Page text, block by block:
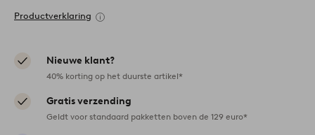
Productverklaring
Nieuwe klant?
40% korting op het duurste artikel*
Gratis verzending
Geldt voor standaard pakketten boven de 129 euro*